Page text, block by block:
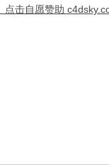
点击自愿赞助